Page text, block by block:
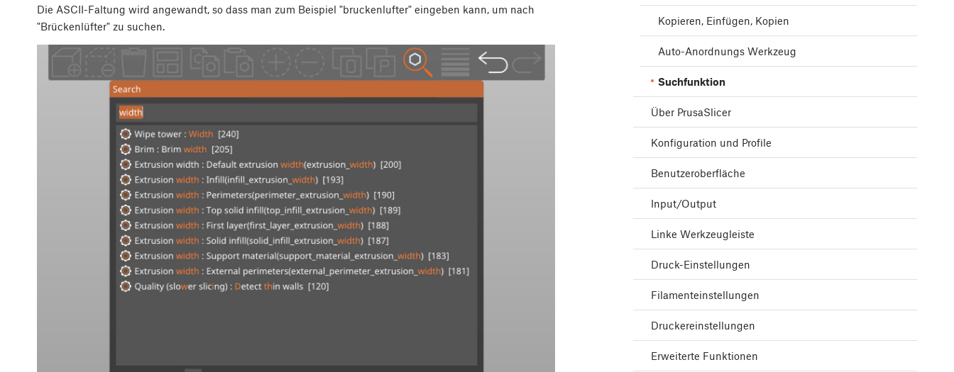
Die ASCII-Faltung wird angewandt, so dass man zum Beispiel "bruckenlufter" eingeben kann, um nach
"Brückenlüfter" zu suchen.
Kopieren, Einfügen, Kopien
Auto-Anordnungs Werkzeug
Suchfunktion
Über PrusaSlicer
Konfiguration und Profile
Benutzeroberfläche
Input/Output
Linke Werkzeugleiste
Druck-Einstellungen
Filamenteinstellungen
Druckereinstellungen
Erweiterte Funktionen